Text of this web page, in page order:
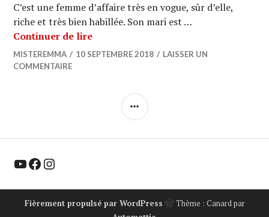
C’est une femme d’affaire très en vogue, sûr d’elle,
riche et très bien habillée. Son mari est …
Continuer de lireCINEMA : « A Simple Favor »
MISTEREMMA 10 SEPTEMBRE 2018
LAISSER UN
COMMENTAIRE
COLONNE
YouTube Facebook Instagram
Fièrement propulsé par WordPress
Thème : Canard par